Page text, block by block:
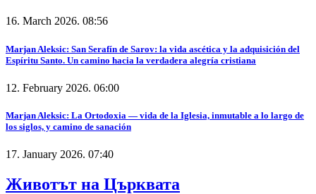
16. March 2026. 08:56
Marjan Aleksic: San Serafín de Sarov: la vida ascética y la adquisición del
Espíritu Santo. Un camino hacia la verdadera alegría cristiana
12. February 2026. 06:00
Marjan Aleksic: La Ortodoxia — vida de la Iglesia, inmutable a lo largo de
los siglos, y camino de sanación
17. January 2026. 07:40
Животът на Църквата